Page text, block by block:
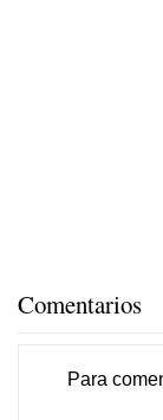
Comentarios
Para